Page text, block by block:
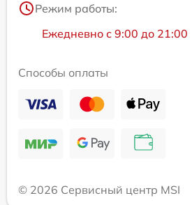
Режим работы:
Ежедневно с 9:00 до 21:00
Способы оплаты
© 2026 Сервисный центр MSI